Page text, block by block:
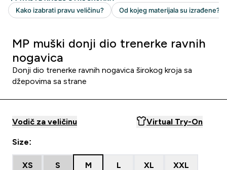
MP muški donji dio trenerke ravnih
nogavica
Donji dio trenerke ravnih nogavica širokog kroja sa
džepovima sa strane
Vodič za veličinu Virtual Try-On
Size:
XS S M L XL XXL